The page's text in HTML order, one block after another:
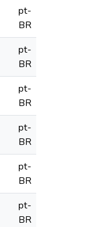
pt-
BR
pt-
BR
pt-
BR
pt-
BR
pt-
BR
pt-
BR